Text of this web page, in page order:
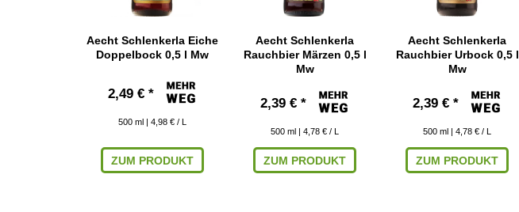
Aecht Schlenkerla Eiche
Doppelbock 0,5 l Mw
2,49 € *
500 ml | 4,98 € / L
ZUM PRODUKT
Aecht Schlenkerla
Rauchbier Märzen 0,5 l
Mw
2,39 € *
500 ml | 4,78 € / L
ZUM PRODUKT
Aecht Schlenkerla
Rauchbier Urbock 0,5 l
Mw
2,39 € *
500 ml | 4,78 € / L
ZUM PRODUKT